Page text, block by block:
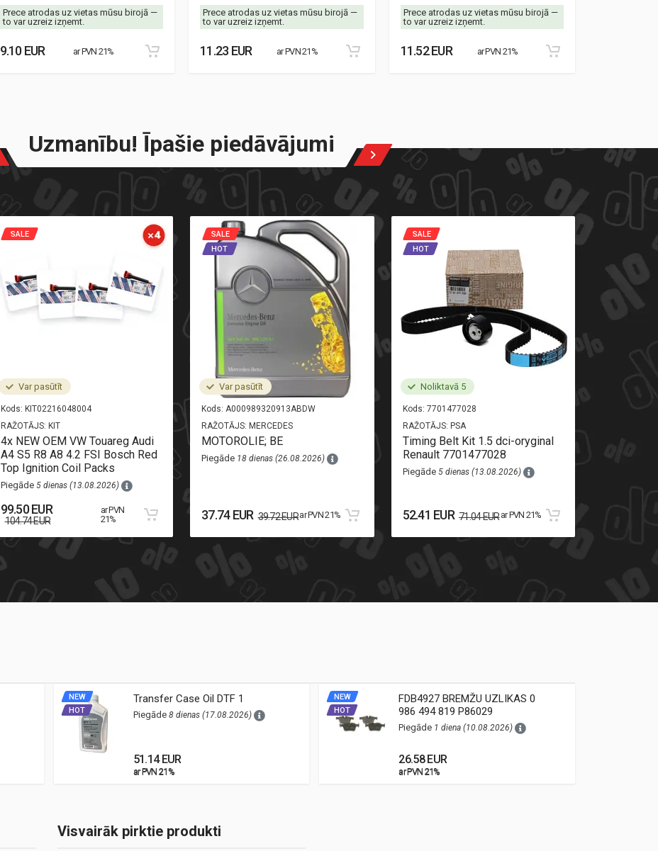
Prece atrodas uz vietas mūsu birojā —
to var uzreiz izņemt.
9.10 EUR ar PVN 21%
Prece atrodas uz vietas mūsu birojā —
to var uzreiz izņemt.
11.23 EUR ar PVN 21%
Prece atrodas uz vietas mūsu birojā —
to var uzreiz izņemt.
11.52 EUR ar PVN 21%
Uzmanību! Īpašie piedāvājumi
Var pasūtīt
Kods: KIT02216048004
RAŽOTĀJS: KIT
SALE
4x NEW OEM VW Touareg Audi
A4 S5 R8 A8 4.2 FSI Bosch Red
Top Ignition Coil Packs
Piegāde 5 dienas (13.08.2026)
99.50 EUR
104.74 EUR
ar PVN
21%
Var pasūtīt
Kods: A000989320913ABDW
RAŽOTĀJS: MERCEDES
SALE
HOT
MOTOROLIE; BE
Piegāde 18 dienas (26.08.2026)
37.74 EUR 39.72 EURar PVN 21%
Noliktavā 5
Kods: 7701477028
RAŽOTĀJS: PSA
SALE
HOT
Timing Belt Kit 1.5 dci-oryginal
Renault 7701477028
Piegāde 5 dienas (13.08.2026)
52.41 EUR 71.04 EURar PVN 21%
Rear
NEW
HOT
Transfer Case Oil DTF 1
Piegāde 8 dienas (17.08.2026)
51.14 EUR
ar PVN 21%
ar PVN 21%
NEW
HOT
FDB4927 BREMŽU UZLIKAS 0
986 494 819 P86029
Piegāde 1 diena (10.08.2026)
26.58 EUR
ar PVN 21%
ar PVN 21%
Visvairāk pirktie produkti